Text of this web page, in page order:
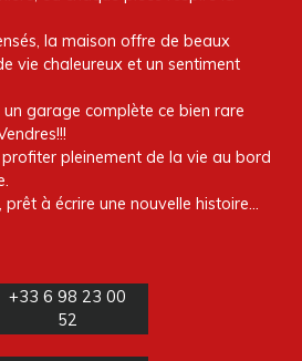
la maison offre de beaux
vie chaleureux et un sentiment
garage complète ce bien rare
pleinement de la vie au bord
à écrire une nouvelle histoire…
+33 6 98 23 00
52